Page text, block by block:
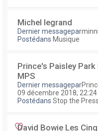
Michel legrand
Dernier messagepar
Postédans Musique
Prince's Paisley
MPS
Dernier messagepar
09 décembre 2018, 22:24
Postédans Stop the
David Bowie Les